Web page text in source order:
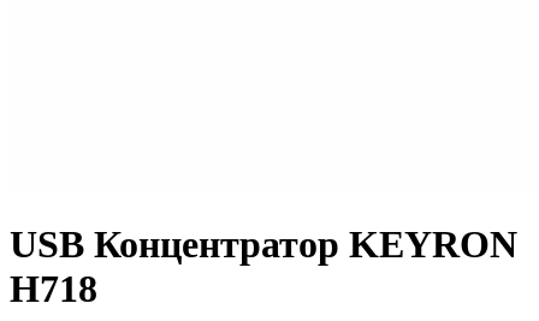
USB Концентратор KEYRON
H718